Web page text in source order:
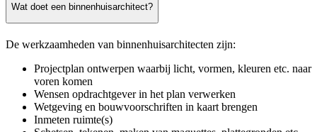
Wat doet een binnenhuisarchitect?
De werkzaamheden van binnenhuisarchitecten zijn:
Projectplan ontwerpen waarbij licht, vormen, kleuren etc. naar
voren komen
Wensen opdrachtgever in het plan verwerken
Wetgeving en bouwvoorschriften in kaart brengen
Inmeten ruimte(s)